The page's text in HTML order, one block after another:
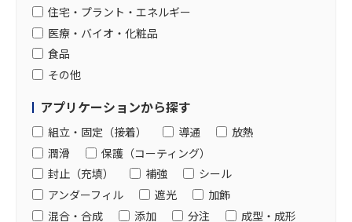
住宅・プラント・エネルギー
医療・バイオ・化粧品
食品
その他
アプリケーションから探す
組立・固定（接着） 導通
放熱
潤滑
保護（コーティング）
封止（充填）
補強
シール
アンダーフィル
遮光
加飾
混合・合成
添加 分注 成型・成形